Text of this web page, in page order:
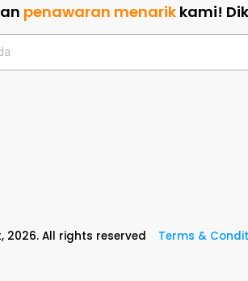
penawaran menarik kami!
2026. All rights reserved Terms &